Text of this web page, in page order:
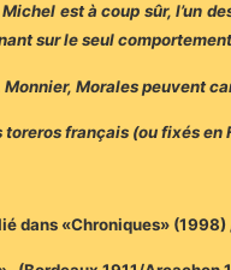
est à coup sûr, l’un
sur le seul
Morales peuvent
toreros français (ou fixés
dans «Chroniques»